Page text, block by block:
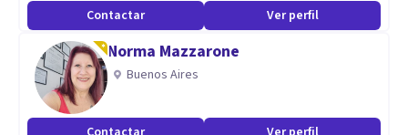
Contactar Ver perfil
Norma Mazzarone
Buenos Aires